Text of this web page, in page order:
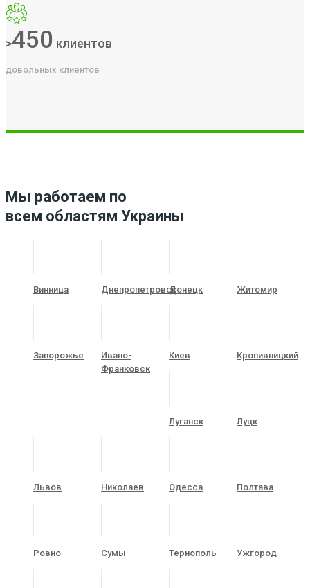
>450 клиентов
довольных клиентов
Мы работаем по
всем областям Украины
Винница ДнепропетровскДонецк Житомир
Запорожье
Ивано-
Франковск
Киев Кропивницкий
Луганск Луцк
Львов Николаев Одесса Полтава
Ровно Сумы Тернополь Ужгород